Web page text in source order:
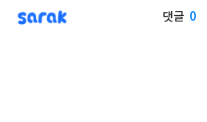
sarak 댓글 0